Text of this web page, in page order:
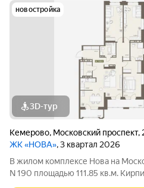
новостройка
3D-тур
Кемерово, Московский проспект,
ЖК «НОВА», 3 квартал 2026
В жилом комплексе Нова на
N 190 площадью 111.85 кв.м.